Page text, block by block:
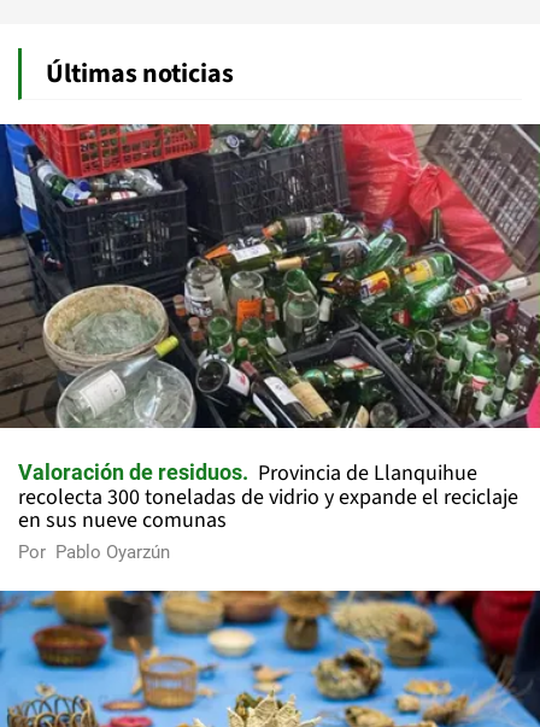
Últimas noticias
Valoración de residuos
Provincia de Llanquihue
recolecta 300 toneladas de vidrio y expande el reciclaje
en sus nueve comunas
Por Pablo Oyarzún